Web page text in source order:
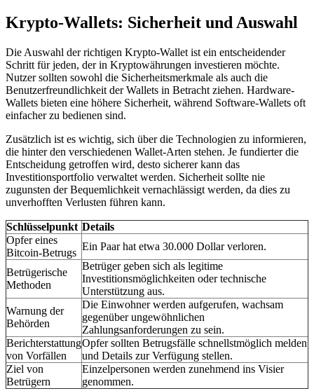
Krypto-Wallets: Sicherheit und Auswahl
Die Auswahl der richtigen Krypto-Wallet ist ein entscheidender
Schritt für jeden, der in Kryptowährungen investieren möchte.
Nutzer sollten sowohl die Sicherheitsmerkmale als auch die
Benutzerfreundlichkeit der Wallets in Betracht ziehen. Hardware-
Wallets bieten eine höhere Sicherheit, während Software-Wallets oft
einfacher zu bedienen sind.
Zusätzlich ist es wichtig, sich über die Technologien zu informieren,
die hinter den verschiedenen Wallet-Arten stehen. Je fundierter die
Entscheidung getroffen wird, desto sicherer kann das
Investitionsportfolio verwaltet werden. Sicherheit sollte nie
zugunsten der Bequemlichkeit vernachlässigt werden, da dies zu
unverhofften Verlusten führen kann.
Schlüsselpunkt Details
Opfer eines
Bitcoin-Betrugs
Ein Paar hat etwa 30.000 Dollar verloren.
Betrügerische
Methoden
Betrüger geben sich als legitime
Investitionsmöglichkeiten oder technische
Unterstützung aus.
Warnung der
Behörden
Die Einwohner werden aufgerufen, wachsam
gegenüber ungewöhnlichen
Zahlungsanforderungen zu sein.
Berichterstattung
von Vorfällen
Opfer sollten Betrugsfälle schnellstmöglich melden
und Details zur Verfügung stellen.
Ziel von
Betrügern
Einzelpersonen werden zunehmend ins Visier
genommen.